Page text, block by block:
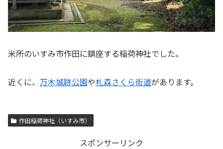
米所のいすみ市作田に鎮座する稲荷神社でした。
近くに、 万木城跡公園や札森さくら街道があります。
作田稲荷神社（いすみ市）
スポンサーリンク